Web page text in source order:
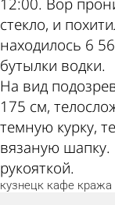
стекло, и
находилось 6
бутылки водки.
На вид
175 см,
темную курку,
вязаную шапку.
рукояткой.
кузнецк кафе кража